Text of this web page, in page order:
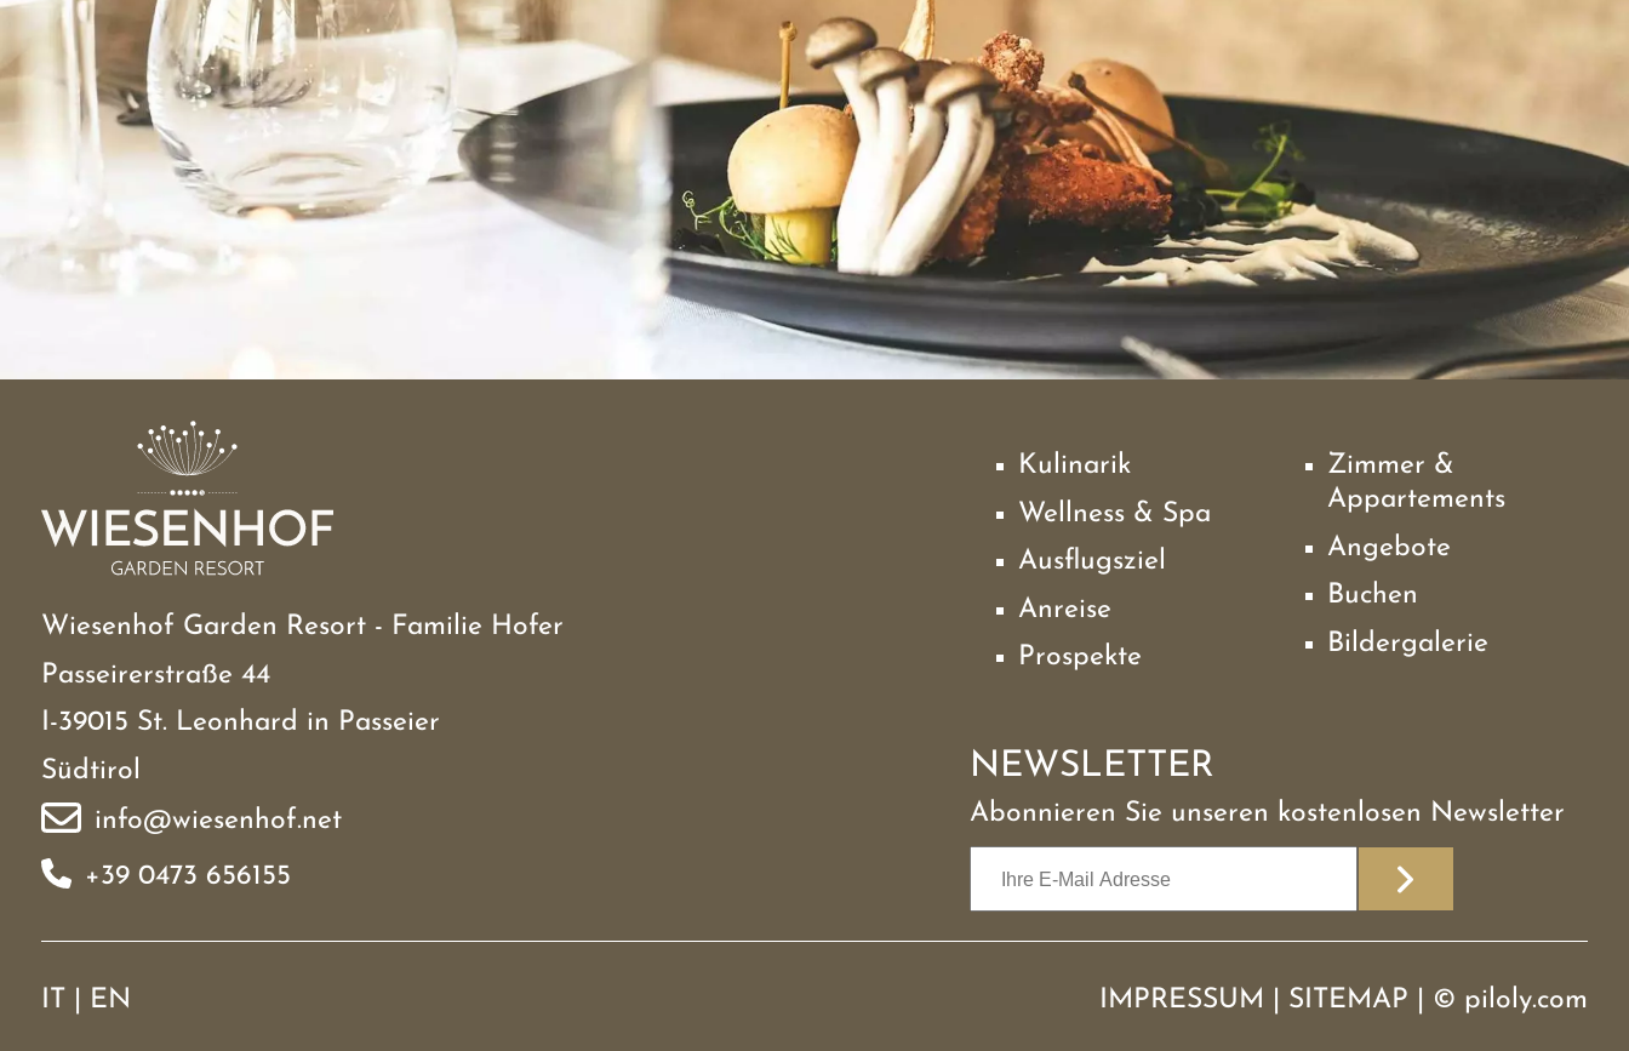
Wiesenhof Garden Resort - Familie Hofer
Passeirerstraße 44
I-39015 St. Leonhard in Passeier
Südtirol
info@wiesenhof.net
+39 0473 656155
Kulinarik
Wellness & Spa
Ausflugsziel
Anreise
Prospekte
Zimmer &
Appartements
Angebote
Buchen
Bildergalerie
NEWSLETTER
Abonnieren Sie unseren kostenlosen Newsletter
IT EN IMPRESSUM SITEMAP © piloly.com